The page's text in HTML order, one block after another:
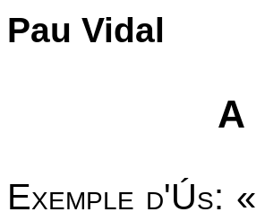
Pau Vidal
A
Exemple d'Ús: